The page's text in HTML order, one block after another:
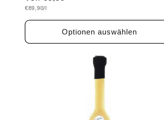
Preis
Grundpreis
€89,90/l
Optionen auswählen